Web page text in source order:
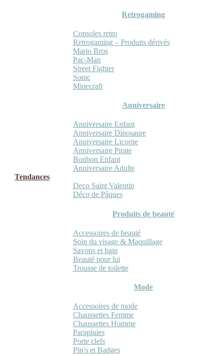
Retrogaming
Consoles retro
Retrogaming – Produits dérivés
Mario Bros
Pac-Man
Street Fighter
Sonic
Minecraft
Anniversaire
Anniversaire Enfant
Anniversaire Dinosaure
Anniversaire Licorne
Anniversaire Pirate
Bonbon Enfant
Anniversaire Adulte
Tendances
Deco Saint Valentin
Déco de Pâques
Produits de beauté
Accessoires de beauté
Soin du visage & Maquillage
Savons et bain
Beauté pour lui
Trousse de toilette
Mode
Accessoires de mode
Chaussettes Femme
Chaussettes Homme
Parapluies
Porte clefs
Pin’s et Badges